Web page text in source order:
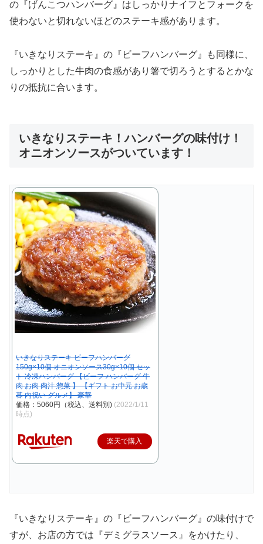
の『げんこつハンバーグ』はしっかりナイフとフォークを
使わないと切れないほどのステーキ感があります。
『いきなりステーキ』の『ビーフハンバーグ』も同様に、
しっかりとした牛肉の食感があり箸で切ろうとするとかな
りの抵抗に合います。
いきなりステーキ！ハンバーグの味付け！
オニオンソースがついています！
いきなりステーキ ビーフハンバーグ
150g×10個 オニオンソース30g×10個 セッ
ト 冷凍ハンバーグ 【ビーフ ハンバーグ 牛
肉 お肉 肉汁 惣菜 】 【ギフト お中元 お歳
暮 内祝い グルメ】 豪華
価格：5060円（税込、送料別) (2022/1/11
時点)
楽天で購入
『いきなりステーキ』の『ビーフハンバーグ』の味付けで
すが、お店の方では『デミグラスソース』をかけたり、